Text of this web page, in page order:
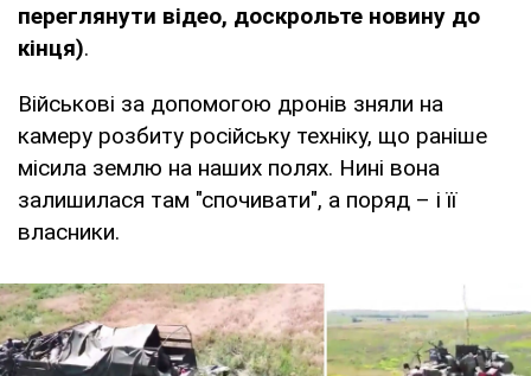
переглянути відео, доскрольте новину до
кінця).
Військові за допомогою дронів зняли на
камеру розбиту російську техніку, що раніше
місила землю на наших полях. Нині вона
залишилася там "спочивати", а поряд – і її
власники.